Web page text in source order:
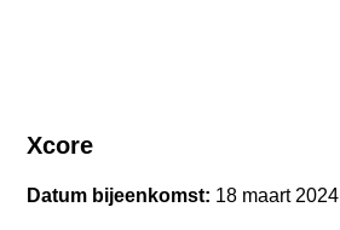
Xcore
Datum bijeenkomst: 18 maart 2024